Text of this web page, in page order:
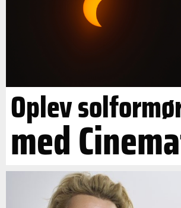
Oplev
med